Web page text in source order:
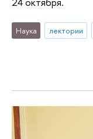
Наука лектории